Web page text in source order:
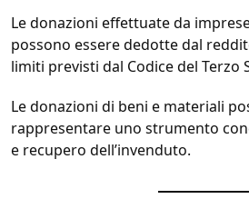
Le donazioni effettuate da
possono essere dedotte dal
limiti previsti dal Codice del Terzo
Le donazioni di beni e materiali
rappresentare uno strumento
e recupero dell’invenduto.